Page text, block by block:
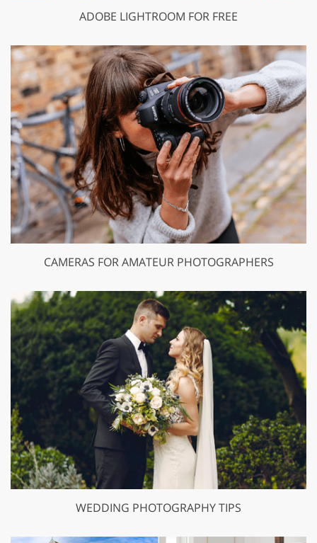
ADOBE LIGHTROOM FOR FREE
CAMERAS FOR AMATEUR PHOTOGRAPHERS
WEDDING PHOTOGRAPHY TIPS